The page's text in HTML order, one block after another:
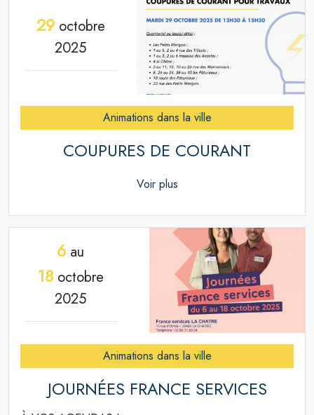
29octobre
2025
Animations dans la ville
COUPURES DE COURANT
Voir plus
6 au
18octobre
2025
Animations dans la ville
JOURNÉES FRANCE SERVICES